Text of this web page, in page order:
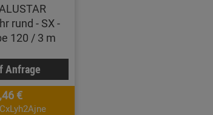
rund - SX -
120 / 3 m
Anfrage
€